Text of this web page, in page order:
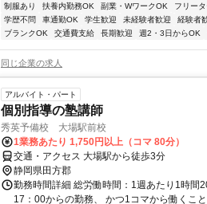
制服あり 扶養内勤務OK 副業・WワークOK フリー
学歴不問
車通勤OK 学生歓迎 未経験者歓迎 経験者
ブランクOK
交通費支給 長期歓迎 週2・3日からOK
同じ企業の求人
アルバイト・パート
個別指導の塾講師
秀英予備校 大場駅前校
1業務あたり 1,750円以上（コマ 80分）
交通・アクセス 大場駅から徒歩3分
静岡県田方郡
勤務時間詳細 総労働時間：1週あたり1時間
17：00からの勤務、 かつ1コマから働くこ